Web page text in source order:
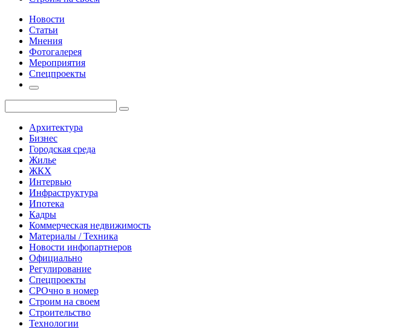
Новости
Статьи
Мнения
Фотогалерея
Мероприятия
Спецпроекты
Архитектура
Бизнес
Городская среда
Жилье
ЖКХ
Интервью
Инфраструктура
Ипотека
Кадры
Коммерческая недвижимость
Материалы / Техника
Новости инфопартнеров
Официально
Регулирование
Спецпроекты
СРОчно в номер
Строим на своем
Строительство
Технологии